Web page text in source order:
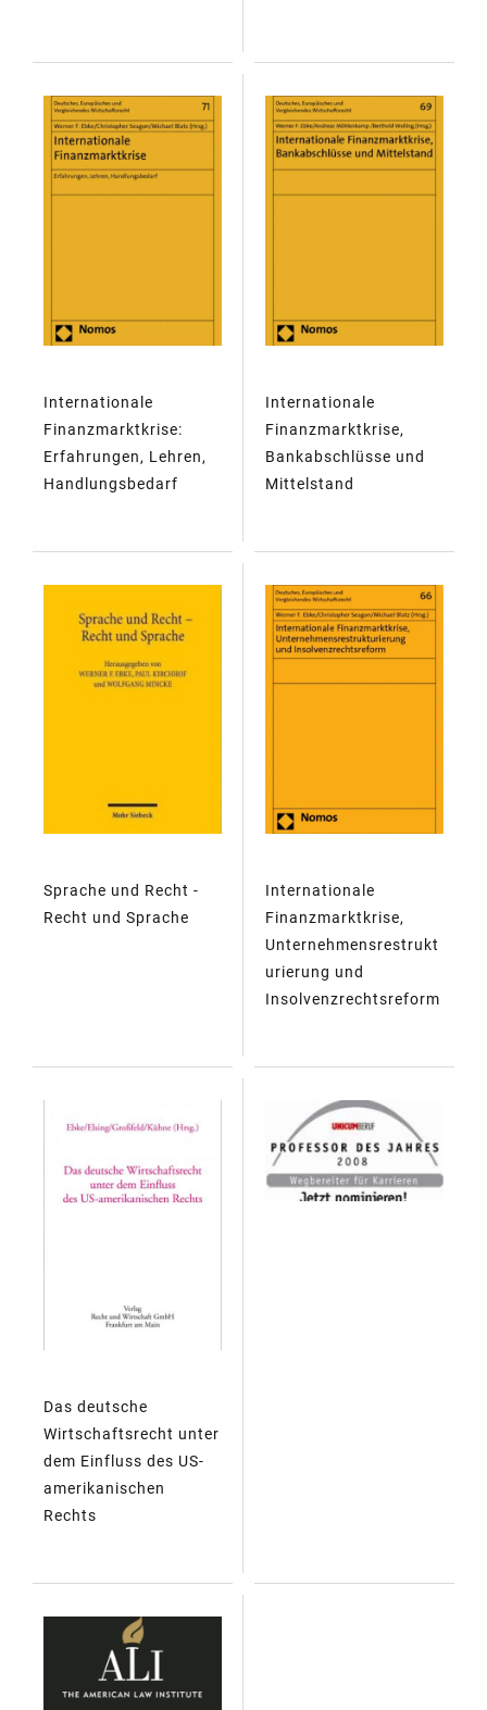
Internationale
Finanzmarktkrise:
Erfahrungen, Lehren,
Handlungsbedarf
Internationale
Finanzmarktkrise,
Bankabschlüsse und
Mittelstand
Sprache und Recht -
Recht und Sprache
Internationale
Finanzmarktkrise,
Unternehmensrestrukt
urierung und
Insolvenzrechtsreform
Das deutsche
Wirtschaftsrecht unter
dem Einfluss des US-
amerikanischen
Rechts